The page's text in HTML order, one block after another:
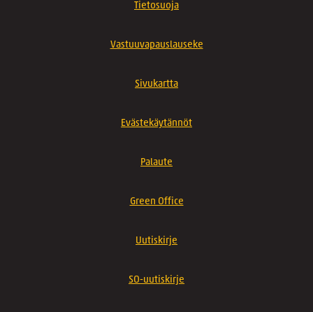
Tietosuoja
Vastuuvapauslauseke
Sivukartta
Evästekäytännöt
Palaute
Green Office
Uutiskirje
SO-uutiskirje